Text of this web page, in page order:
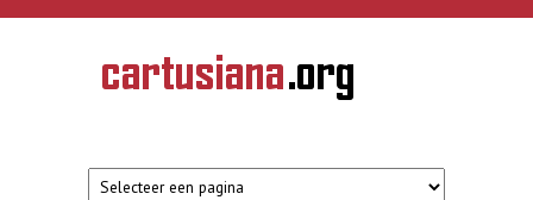
Overslaan en naar de inhoud gaan
CARTUSIANA
Geschiedenis
van de